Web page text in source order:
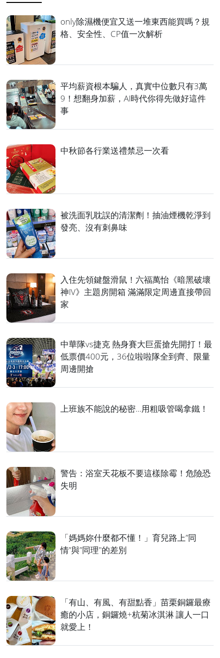
only除濕機便宜又送一堆東西能買嗎？規
格、安全性、CP值一次解析
平均薪資根本騙人，真實中位數只有3萬
9！想翻身加薪，AI時代你得先做好這件
事
中秋節各行業送禮禁忌一次看
被洗面乳耽誤的清潔劑！抽油煙機乾淨到
發亮、沒有刺鼻味
入住先領鍵盤滑鼠！六福萬怡《暗黑破壞
神IV》主題房開箱 滿滿限定周邊直接帶回
家
中華隊vs捷克 熱身賽大巨蛋搶先開打！最
低票價400元，36位啦啦隊全到齊、限量
周邊開搶
上班族不能說的秘密...用粗吸管喝拿鐵！
警告：浴室天花板不要這樣除霉！危險恐
失明
「媽媽妳什麼都不懂！」育兒路上”同
情”與”同理"的差別
「有山、有風、有甜點香」苗栗銅鑼最療
癒的小店，銅鑼燒+杭菊冰淇淋 讓人一口
就愛上！